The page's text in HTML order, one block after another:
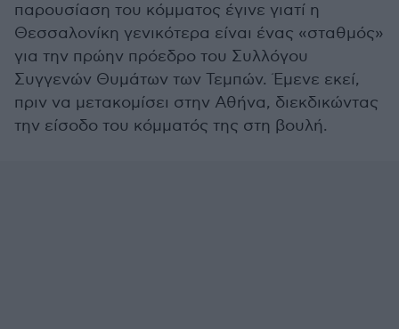
παρουσίαση του κόμματος έγινε γιατί η
Θεσσαλονίκη γενικότερα είναι ένας «σταθμός»
για την πρώην πρόεδρο του Συλλόγου
Συγγενών Θυμάτων των Τεμπών. Έμενε εκεί,
πριν να μετακομίσει στην Αθήνα, διεκδικώντας
την είσοδο του κόμματός της στη βουλή.